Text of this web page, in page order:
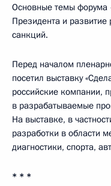
Основные темы форума
Президента и развитие
санкций.
Перед началом
посетил выставку
российские компании,
в разрабатываемые
На выставке, в
разработки в области
диагностики, спорта,
* * *